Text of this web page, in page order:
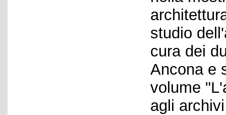
studio
cura dei
Ancona e
volume
agli